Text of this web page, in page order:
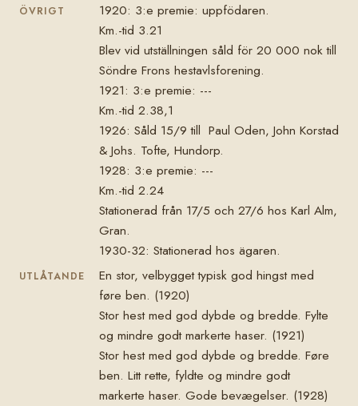
ÖVRIGT
1920: 3:e premie: uppfödaren.
Km.-tid 3.21
Blev vid utställningen såld för 20 000 nok till
Söndre Frons hestavlsforening.
1921: 3:e premie: ---
Km.-tid 2.38,1
1926: Såld 15/9 till Paul Oden, John Korstad
& Johs. Tofte, Hundorp.
1928: 3:e premie: ---
Km.-tid 2.24
Stationerad från 17/5 och 27/6 hos Karl Alm,
Gran.
1930-32: Stationerad hos ägaren.
UTLÅTANDE
En stor, velbygget typisk god hingst med
føre ben. (1920)
Stor hest med god dybde og bredde. Fylte
og mindre godt markerte haser. (1921)
Stor hest med god dybde og bredde. Føre
ben. Litt rette, fyldte og mindre godt
markerte haser. Gode bevægelser. (1928)